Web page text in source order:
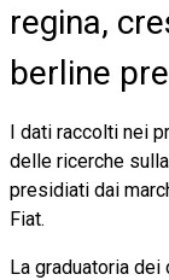
regina,
berline
I dati raccolti nei
delle ricerche
presidiati dai
Fiat.
La graduatoria